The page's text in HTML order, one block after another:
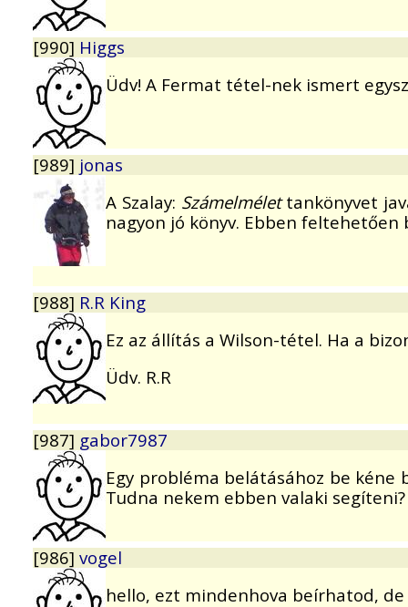
[990] Higgs
Üdv! A Fermat tétel-nek ismert
[989] jonas
A Szalay: Számelmélettankönyvet
nagyon jó könyv. Ebben feltehetően
[988] R.R King
Ez az állítás a Wilson-tétel. Ha a
Üdv. R.R
[987] gabor7987
Egy probléma belátásához be kéne
Tudna nekem ebben valaki segíteni?
[986] vogel
hello, ezt mindenhova beírhatod,